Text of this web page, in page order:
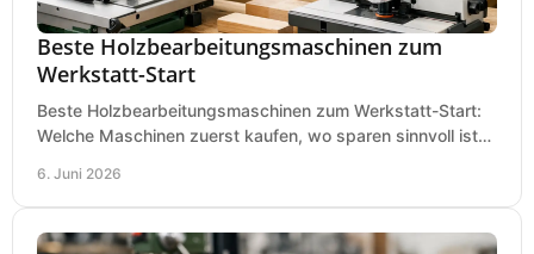
Beste Holzbearbeitungsmaschinen zum
Werkstatt-Start
Beste Holzbearbeitungsmaschinen zum Werkstatt-Start:
Welche Maschinen zuerst kaufen, wo sparen sinnvoll ist
6. Juni 2026